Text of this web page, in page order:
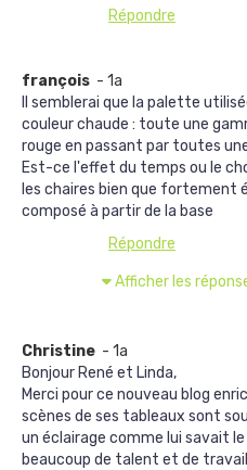
Répondre
françois - 1a
Il semblerai que la palette
couleur chaude : toute une
rouge en passant par toutes
Est-ce l'effet du temps ou le
les chaires bien que fortement
composé à partir de la base
Répondre
Afficher les
Christine - 1a
Bonjour René et Linda,
Merci pour ce nouveau blog
scènes de ses tableaux sont
un éclairage comme lui savait
beaucoup de talent et de